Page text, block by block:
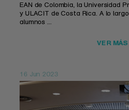
EAN de Colombia, la Universidad
y ULACIT de Costa Rica. A lo
alumnos ...
VER MÁS
16 Jun 2023